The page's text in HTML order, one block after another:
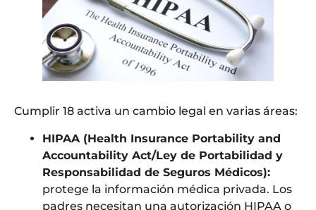
Cumplir 18 activa un cambio legal en varias áreas:
HIPAA (Health Insurance Portability and
Accountability Act/Ley de Portabilidad y
Responsabilidad de Seguros Médicos):
protege la información médica privada. Los
padres necesitan una autorización HIPAA o